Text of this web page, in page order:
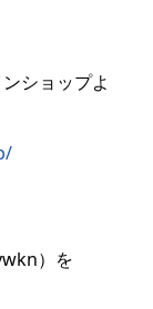
ショップよ
）を